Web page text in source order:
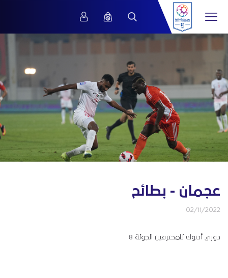
عجمان - بطائح
02/11/2022
دوري أدنوك للمحترفين الجولة 8